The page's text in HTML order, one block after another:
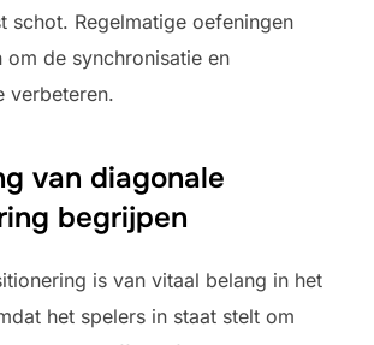
schot. Regelmatige oefeningen
om de synchronisatie en
verbeteren.
van diagonale
begrijpen
is van vitaal belang in het
het spelers in staat stelt om